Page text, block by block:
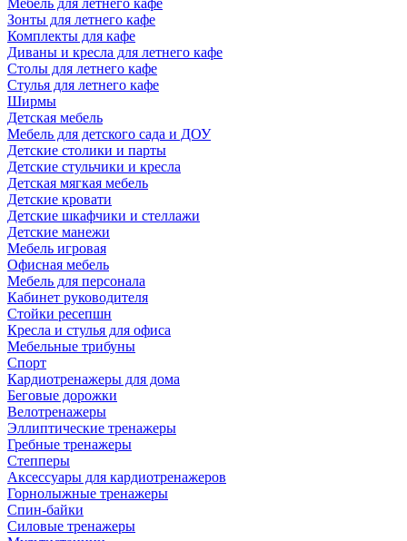
Мебель для летнего кафе
Зонты для летнего кафе
Комплекты для кафе
Диваны и кресла для летнего кафе
Столы для летнего кафе
Стулья для летнего кафе
Ширмы
Детская мебель
Мебель для детского сада и ДОУ
Детские столики и парты
Детские стульчики и кресла
Детская мягкая мебель
Детские кровати
Детские шкафчики и стеллажи
Детские манежи
Мебель игровая
Офисная мебель
Мебель для персонала
Кабинет руководителя
Стойки ресепшн
Кресла и стулья для офиса
Мебельные трибуны
Спорт
Кардиотренажеры для дома
Беговые дорожки
Велотренажеры
Эллиптические тренажеры
Гребные тренажеры
Степперы
Аксессуары для кардиотренажеров
Горнолыжные тренажеры
Спин-байки
Силовые тренажеры